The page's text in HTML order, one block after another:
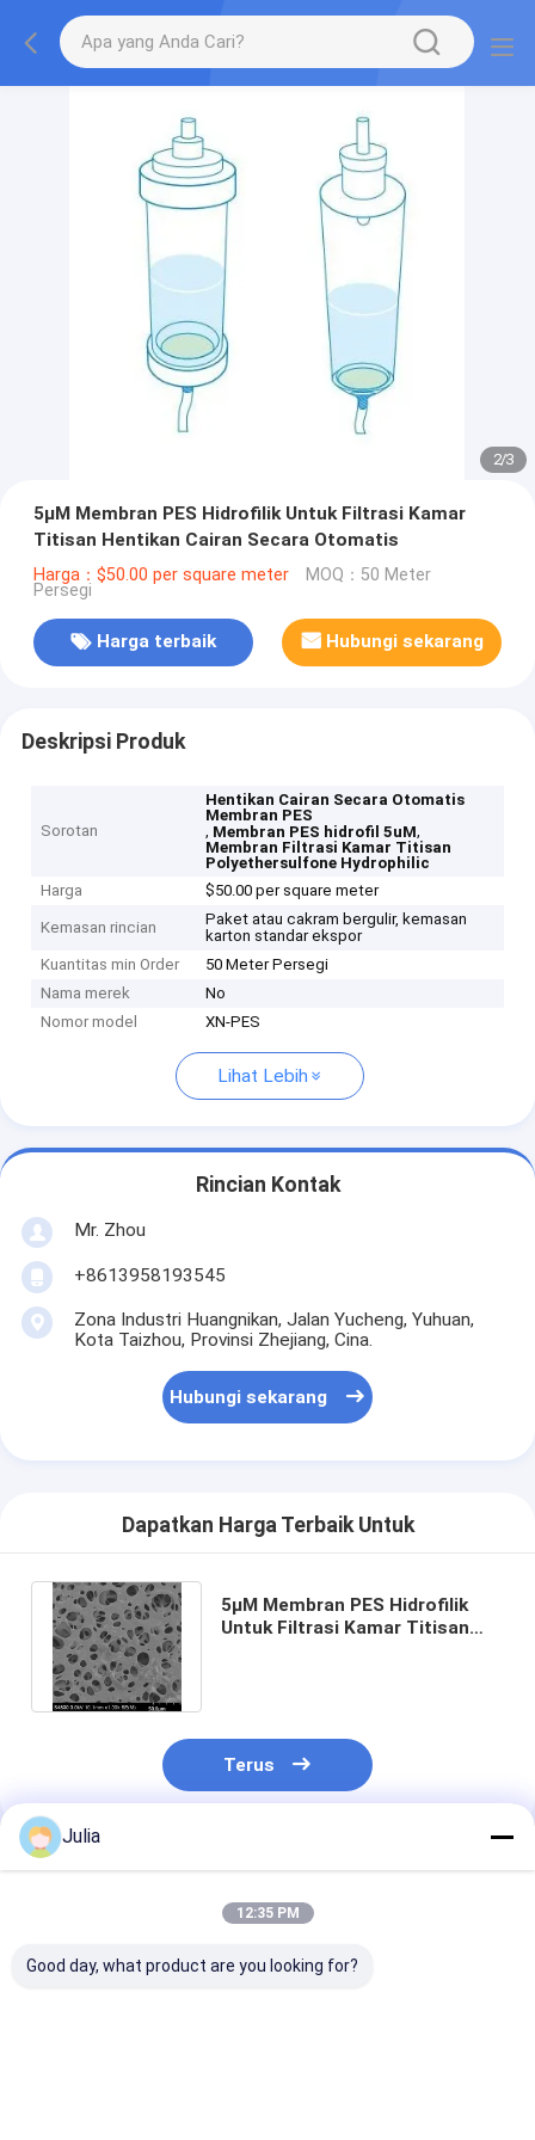
2/3
5μM Membran PES Hidrofilik Untuk Filtrasi Kamar
Titisan Hentikan Cairan Secara Otomatis
Harga：$50.00 per square meter MOQ：50 Meter
Persegi
Harga terbaik Hubungi sekarang
Deskripsi Produk
Sorotan
Hentikan Cairan Secara Otomatis
Membran PES
, Membran PES hidrofil 5uM,
Membran Filtrasi Kamar Titisan
Polyethersulfone Hydrophilic
Harga
$50.00 per square meter
Kemasan rincian
Paket atau cakram bergulir, kemasan
karton standar ekspor
Kuantitas min Order
50 Meter Persegi
Nama merek
No
Nomor model
XN-PES
Lihat Lebih
Rincian Kontak
Mr. Zhou
+8613958193545
Zona Industri Huangnikan, Jalan Yucheng, Yuhuan,
Kota Taizhou, Provinsi Zhejiang, Cina.
Hubungi sekarang
Dapatkan Harga Terbaik Untuk
5μM Membran PES Hidrofilik
Untuk Filtrasi Kamar Titisan
Terus
Rekomendasi Produk
Julia
12:35 PM
Good day, what product are you looking for?